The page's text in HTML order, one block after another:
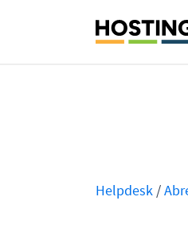
Helpdesk /